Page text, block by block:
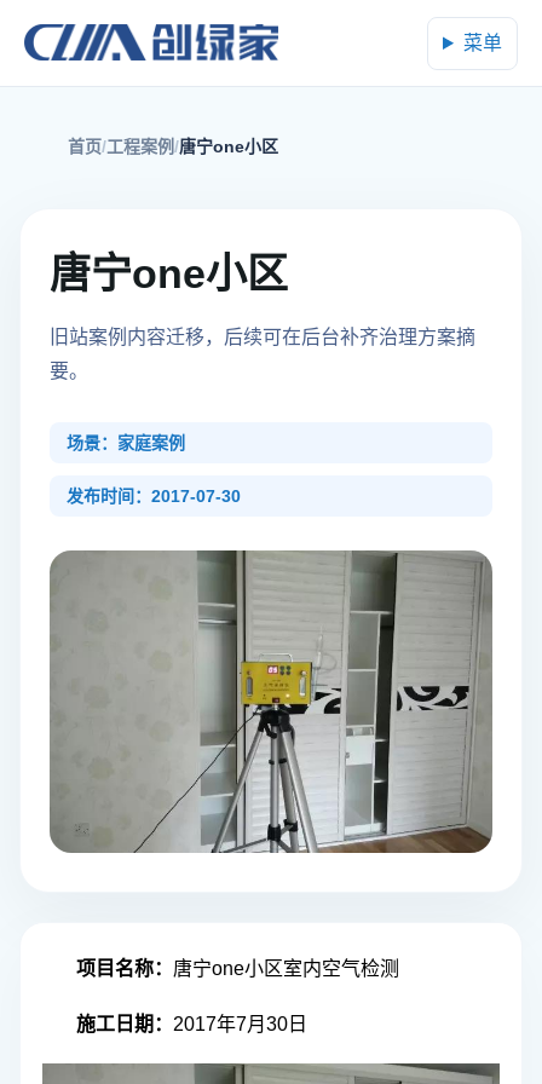
菜单
首页 工程案例 唐宁one小区
唐宁one小区
旧站案例内容迁移，后续可在后台补齐治理方案摘
要。
场景：家庭案例
发布时间：2017-07-30
项目名称： 唐宁one小区室内空气检测
施工日期： 2017年7月30日